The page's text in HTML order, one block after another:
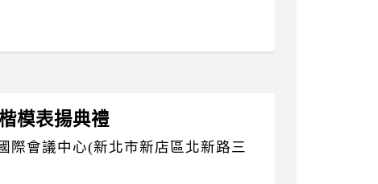
模表揚典禮
際會議中心(新北市新店區北新路三